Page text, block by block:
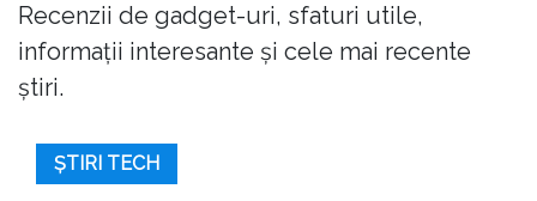
Recenzii de gadget-uri, sfaturi utile,
informații interesante și cele mai recente
știri.
ȘTIRI TECH